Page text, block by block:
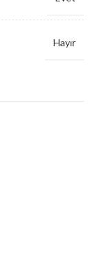
Hayır